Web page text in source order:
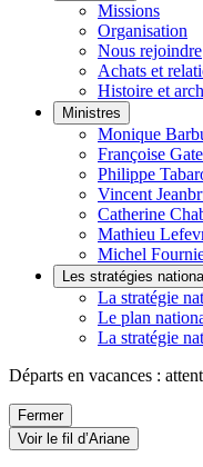
Missions
Organisation
Nous rejoindre
Achats et
Histoire et
Ministres
Monique
Françoise
Philippe
Vincent
Catherine
Mathieu
Michel
Les stratégies
La stratégie
Le plan
La stratégie
Départs en vacances :
Fermer
Voir le fil d’Ariane